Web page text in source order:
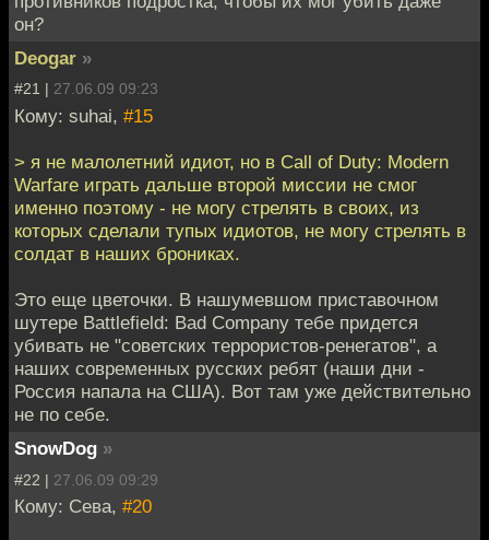
он?
Deogar »
#21 | 27.06.09 09:23
Кому: suhai, #15
> я не малолетний идиот, но в Call of Duty: Modern
Warfare играть дальше второй миссии не смог
именно поэтому - не могу стрелять в своих, из
которых сделали тупых идиотов, не могу стрелять в
солдат в наших брониках.
Это еще цветочки. В нашумевшом приставочном
шутере Battlefield: Bad Company тебе придется
убивать не "советских террористов-ренегатов", а
наших современных русских ребят (наши дни -
Россия напала на США). Вот там уже действительно
не по себе.
SnowDog »
#22 | 27.06.09 09:29
Кому: Сева, #20